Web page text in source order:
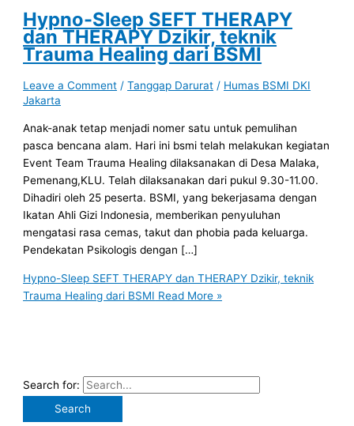
Hypno-Sleep SEFT THERAPY
dan THERAPY Dzikir, teknik
Trauma Healing dari BSMI
Leave a Comment /Tanggap Darurat / Humas BSMI DKI
Jakarta
Anak-anak tetap menjadi nomer satu untuk pemulihan
pasca bencana alam. Hari ini bsmi telah melakukan kegiatan
Event Team Trauma Healing dilaksanakan di Desa Malaka,
Pemenang,KLU. Telah dilaksanakan dari pukul 9.30-11.00.
Dihadiri oleh 25 peserta. BSMI, yang bekerjasama dengan
Ikatan Ahli Gizi Indonesia, memberikan penyuluhan
mengatasi rasa cemas, takut dan phobia pada keluarga.
Pendekatan Psikologis dengan […]
Hypno-Sleep SEFT THERAPY dan THERAPY Dzikir, teknik
Trauma Healing dari BSMI Read More »
Search for: